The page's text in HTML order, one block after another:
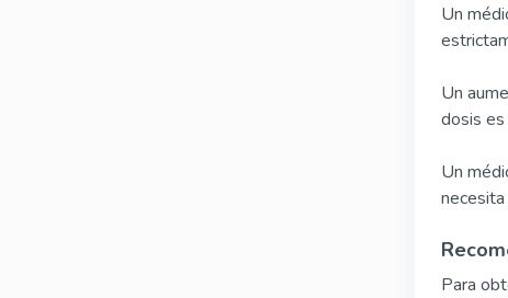
Un
Un
dosis
Un
Para